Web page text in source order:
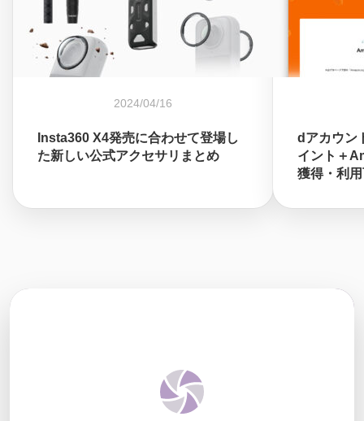
2024/04/16
Insta360 X4発売に合わせて登場し
た新しい公式アクセサリまとめ
dアカウン
イント＋
獲得・利